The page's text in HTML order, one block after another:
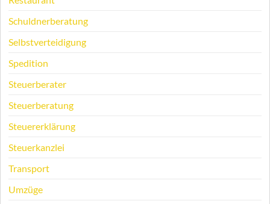
Schuldnerberatung
Selbstverteidigung
Spedition
Steuerberater
Steuerberatung
Steuererklärung
Steuerkanzlei
Transport
Umzüge